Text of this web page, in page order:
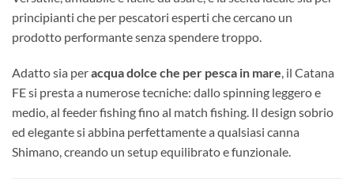
principianti che per pescatori esperti che cercano un
prodotto performante senza spendere troppo.
Adatto sia peracqua dolce che per pesca in mare, il Catana
FE si presta a numerose tecniche: dallo spinning leggero e
medio, al feeder fishing fino al match fishing. Il design sobrio
ed elegante si abbina perfettamente a qualsiasi canna
Shimano, creando un setup equilibrato e funzionale.